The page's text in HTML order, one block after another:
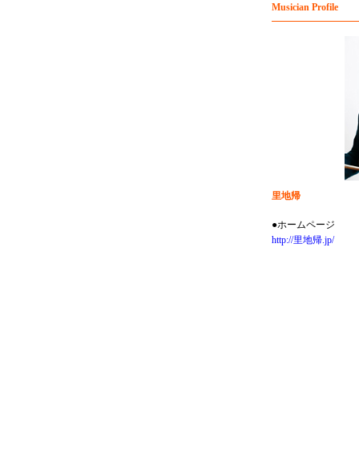
Musician Profile
里地帰
●ホームページ
http://里地帰.jp/